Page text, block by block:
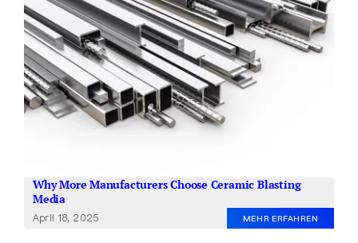
Why More Manufacturers Choose Ceramic Blasting
Media
April 18, 2025 MEHR ERFAHREN